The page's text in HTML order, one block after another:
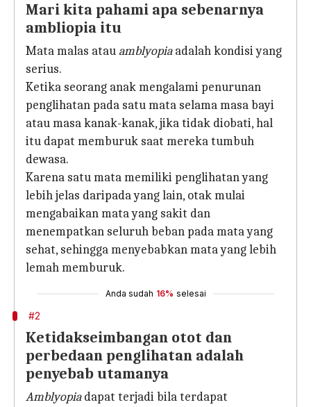
Mari kita pahami apa sebenarnya
ambliopia itu
Mata malas atau amblyopiaadalah kondisi yang
serius.
Ketika seorang anak mengalami penurunan
penglihatan pada satu mata selama masa bayi
atau masa kanak-kanak, jika tidak diobati, hal
itu dapat memburuk saat mereka tumbuh
dewasa.
Karena satu mata memiliki penglihatan yang
lebih jelas daripada yang lain, otak mulai
mengabaikan mata yang sakit dan
menempatkan seluruh beban pada mata yang
sehat, sehingga menyebabkan mata yang lebih
lemah memburuk.
Anda sudah 16% selesai
#2
Ketidakseimbangan otot dan
perbedaan penglihatan adalah
penyebab utamanya
Amblyopiadapat terjadi bila terdapat